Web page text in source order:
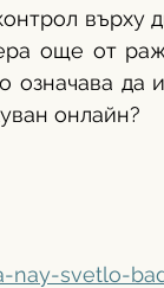
върху
още от
означава да
онлайн?
nay-svetlo-